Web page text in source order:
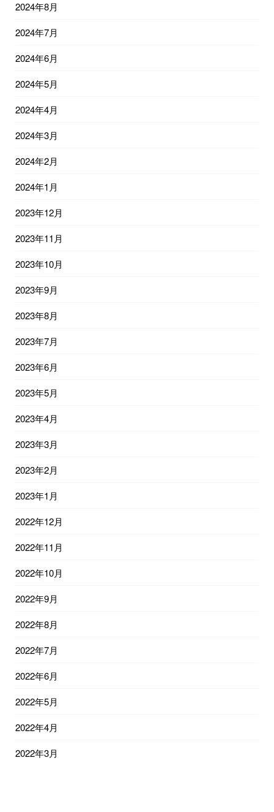
2024年8月
2024年7月
2024年6月
2024年5月
2024年4月
2024年3月
2024年2月
2024年1月
2023年12月
2023年11月
2023年10月
2023年9月
2023年8月
2023年7月
2023年6月
2023年5月
2023年4月
2023年3月
2023年2月
2023年1月
2022年12月
2022年11月
2022年10月
2022年9月
2022年8月
2022年7月
2022年6月
2022年5月
2022年4月
2022年3月